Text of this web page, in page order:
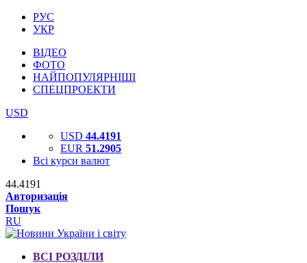
РУС
УКР
ВІДЕО
ФОТО
НАЙПОПУЛЯРНІШІ
СПЕЦПРОЕКТИ
USD
USD 44.4191
EUR 51.2905
Всі курси валют
44.4191
Авторизація
Пошук
RU
ВСІ РОЗДІЛИ